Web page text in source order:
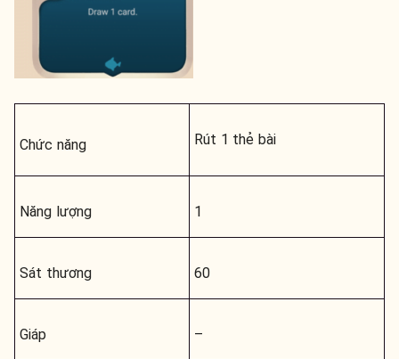
Chức năng Rút 1 thẻ bài
Năng lượng 1
Sát thương 60
Giáp –